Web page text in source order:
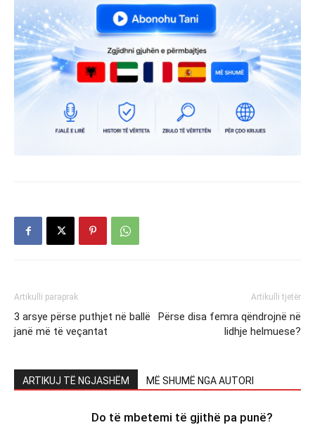
Artikulli paraprak
3 arsye përse puthjet në ballë
janë më të veçantat
Artikulli tjetër
Përse disa femra qëndrojnë në
lidhje helmuese?
ARTIKUJ TË NGJASHËM MË SHUMË NGA AUTORI
Do të mbetemi të gjithë pa punë?